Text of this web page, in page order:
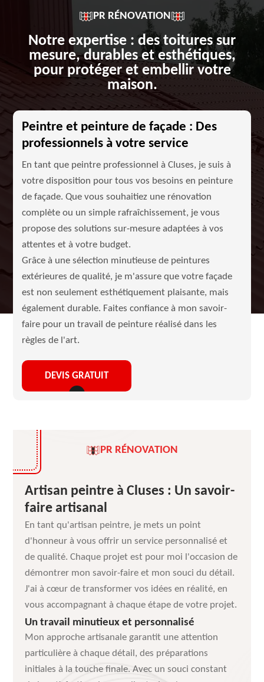
PR RÉNOVATION
Notre expertise : des toitures sur
mesure, durables et esthétiques,
pour protéger et embellir votre
maison.
Peintre et peinture de façade : Des
professionnels à votre service
En tant que peintre professionnel à Cluses, je suis à
votre disposition pour tous vos besoins en peinture
de façade. Que vous souhaitiez une rénovation
complète ou un simple rafraîchissement, je vous
propose des solutions sur-mesure adaptées à vos
attentes et à votre budget.
Grâce à une sélection minutieuse de peintures
extérieures de qualité, je m'assure que votre façade
est non seulement esthétiquement plaisante, mais
également durable. Faites confiance à mon savoir-
faire pour un travail de peinture réalisé dans les
règles de l'art.
DEVIS GRATUIT
PR RÉNOVATION
Artisan peintre à Cluses : Un savoir-
faire artisanal
En tant qu'artisan peintre, je mets un point
d'honneur à vous offrir un service personnalisé et
de qualité. Chaque projet est pour moi l'occasion de
démontrer mon savoir-faire et mon souci du détail.
J'ai à cœur de transformer vos idées en réalité, en
vous accompagnant à chaque étape de votre projet.
Un travail minutieux et personnalisé
Mon approche artisanale garantit une attention
particulière à chaque détail, des préparations
initiales à la touche finale. Avec un souci constant